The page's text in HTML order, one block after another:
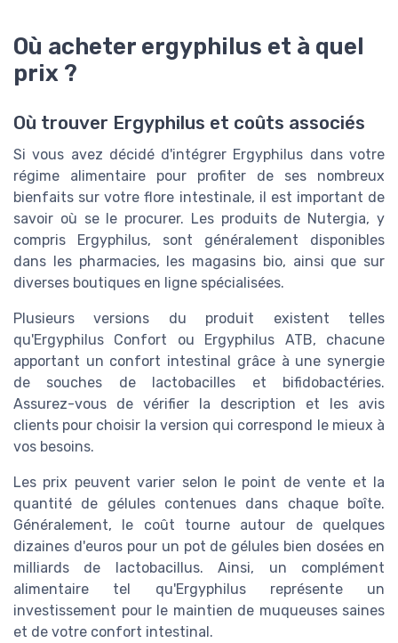
Où acheter ergyphilus et à quel
prix ?
Où trouver Ergyphilus et coûts associés
Si vous avez décidé d'intégrer Ergyphilus dans votre
régime alimentaire pour profiter de ses nombreux
bienfaits sur votre flore intestinale, il est important de
savoir où se le procurer. Les produits de Nutergia, y
compris Ergyphilus, sont généralement disponibles
dans les pharmacies, les magasins bio, ainsi que sur
diverses boutiques en ligne spécialisées.
Plusieurs versions du produit existent telles
qu'Ergyphilus Confort ou Ergyphilus ATB, chacune
apportant un confort intestinal grâce à une synergie
de souches de lactobacilles et bifidobactéries.
Assurez-vous de vérifier la description et les avis
clients pour choisir la version qui correspond le mieux à
vos besoins.
Les prix peuvent varier selon le point de vente et la
quantité de gélules contenues dans chaque boîte.
Généralement, le coût tourne autour de quelques
dizaines d'euros pour un pot de gélules bien dosées en
milliards de lactobacillus. Ainsi, un complément
alimentaire tel qu'Ergyphilus représente un
investissement pour le maintien de muqueuses saines
et de votre confort intestinal.